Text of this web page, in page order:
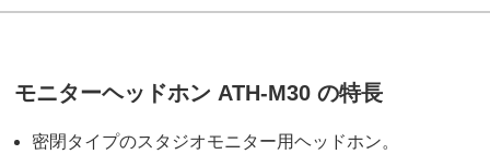
モニターヘッドホン ATH-M30 の特長
密閉タイプのスタジオモニター用ヘッドホン。